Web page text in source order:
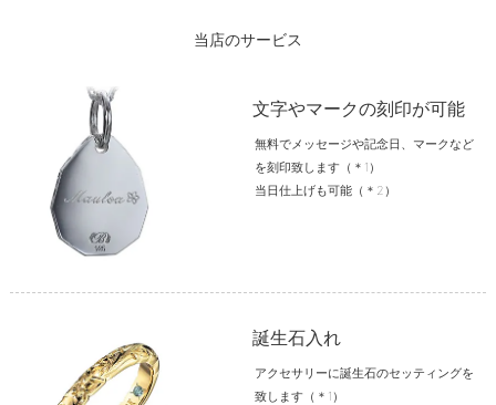
当店のサービス
文字やマークの刻印が可能
無料でメッセージや記念日、マークなど
を刻印致します（＊1）
当日仕上げも可能（＊2）
誕生石入れ
アクセサリーに誕生石のセッティングを
致します（＊1）